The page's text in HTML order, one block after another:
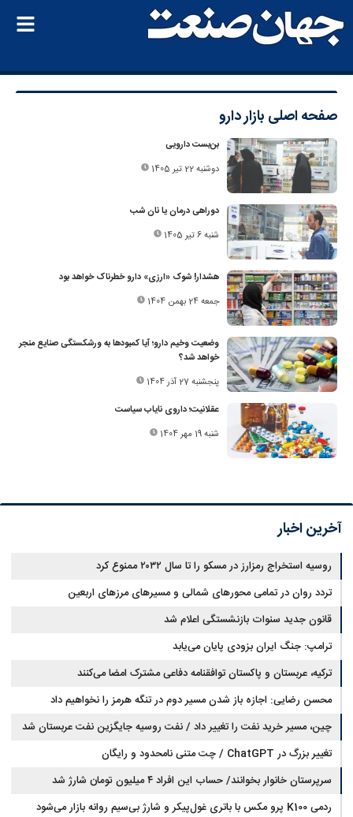
صفحه اصلی بازار دارو
بن‌بست دارویی
دوشنبه 22 تیر 1405
دوراهی درمان یا نان شب
شنبه 6 تیر 1405
هشدار! شوک «ارزی» دارو خطرناک خواهد بود
جمعه 24 بهمن 1404
وضعیت وخیم دارو؛ آیا کمبودها به ورشکستگی صنایع منجر
خواهد شد؟
پنجشنبه 27 آذر 1404
عقلانیت؛ داروی نایاب سیاست
شنبه 19 مهر 1404
آخرین اخبار
روسیه استخراج رمزارز در مسکو را تا سال ۲۰۳۲ ممنوع کرد
تردد روان در تمامی محورهای شمالی و مسیرهای مرزهای اربعین
قانون جدید سنوات بازنشستگی اعلام شد
ترامپ: جنگ ایران بزودی پایان می‌یابد
ترکیه، عربستان و پاکستان توافقنامه دفاعی مشترک امضا می‌کنند
محسن رضایی: اجازه باز شدن مسیر دوم در تنگه هرمز را نخواهیم داد
چین، مسیر خرید نفت را تغییر داد / نفت روسیه جایگزین نفت عربستان شد
تغییر بزرگ در ChatGPT / چت متنی نامحدود و رایگان
سرپرستان خانوار بخوانند/ حساب این افراد ۴ میلیون تومان شارژ شد
ردمی K100 پرو مکس با باتری غول‌پیکر و شارژ بی‌سیم روانه بازار می‌شود